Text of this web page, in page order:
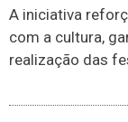
A iniciativa
com a cultura,
realização das